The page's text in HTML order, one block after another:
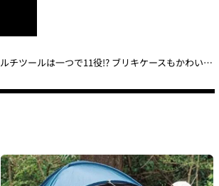
「完売しそうな豪華付録」チャムスのマルチツールは一つで11役!? ブリキケースもかわいすぎる…